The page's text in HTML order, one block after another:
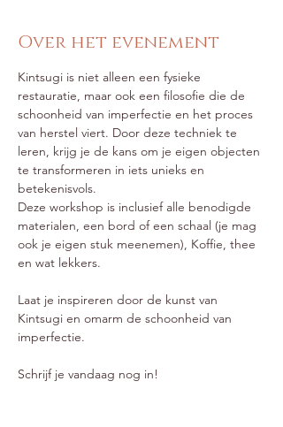
Over het evenement
Kintsugi is niet alleen een fysieke
restauratie, maar ook een filosofie die de
schoonheid van imperfectie en het proces
van herstel viert. Door deze techniek te
leren, krijg je de kans om je eigen objecten
te transformeren in iets unieks en
betekenisvols.
Deze workshop is inclusief alle benodigde
materialen, een bord of een schaal (je mag
ook je eigen stuk meenemen), Koffie, thee
en wat lekkers.
Laat je inspireren door de kunst van
Kintsugi en omarm de schoonheid van
imperfectie.
Schrijf je vandaag nog in!